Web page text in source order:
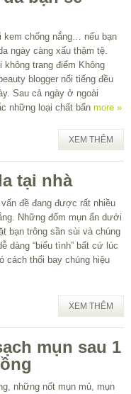
kem chống nắng… nếu bạn
ngày càng xấu thậm tệ.
không trang điểm Không
blogger nổi tiếng đều
Sau cả ngày ở ngoài
những loại chất bẩn more »
XEM THÊM
tại nhà
đề đang được rất nhiều
Những đốm mụn ẩn dưới
bạn trông sần sùi và chúng
dàng “biểu tình” bất cứ lúc
cách thổi bay chúng hiệu
XEM THÊM
mụn sau 1
những nốt mụn mủ, mụn